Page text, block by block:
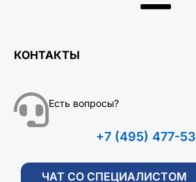
КОНТАКТЫ
Есть вопросы?
+7 (495) 477-
ЧАТ СО СПЕЦИАЛИСТОМ